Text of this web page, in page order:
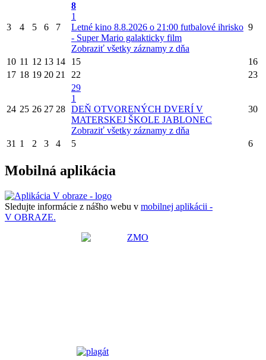
3 4 5 6 7
8
1
Letné kino 8.8.2026 o 21:00 futbalové ihrisko
- Super Mario galakticky film
Zobraziť všetky záznamy z dňa
9
10 11 12 13 14 15
16
17 18 19 20 21 22 23
24 25 26 27 28
29
1
DEŇ OTVORENÝCH DVERÍ V
MATERSKEJ ŠKOLE JABLONEC
Zobraziť všetky záznamy z dňa
30
31 1 2 3 4 5 6
Mobilná aplikácia
Sledujte informácie z nášho webu v mobilnej aplikácii -
V OBRAZE.